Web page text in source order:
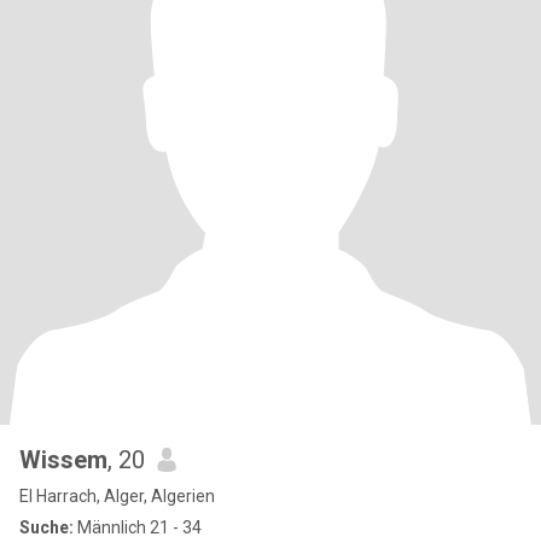
Wissem, 20
El Harrach, Alger, Algerien
Suche: Männlich 21 - 34